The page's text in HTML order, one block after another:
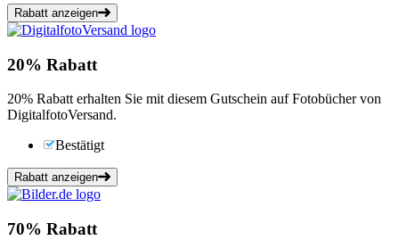
Rabatt anzeigen
20% Rabatt
20% Rabatt erhalten Sie mit diesem Gutschein auf Fotobücher von
DigitalfotoVersand.
Bestätigt
Rabatt anzeigen
70% Rabatt